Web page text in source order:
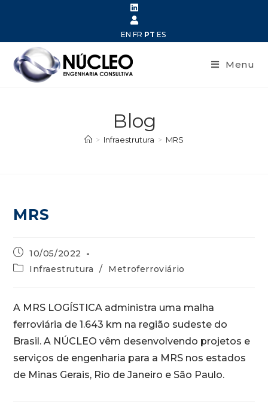
EN FR PT ES
Menu
Blog
> Infraestrutura > MRS
MRS
10/05/2022
Infraestrutura
/ Metroferroviário
A MRS LOGÍSTICA administra uma malha
ferroviária de 1.643 km na região sudeste do
Brasil. A NÚCLEO vêm desenvolvendo projetos e
serviços de engenharia para a MRS nos estados
de Minas Gerais, Rio de Janeiro e São Paulo.